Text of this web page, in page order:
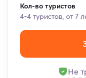
Кол-во туристов
4-4 туристов, от 7
Не